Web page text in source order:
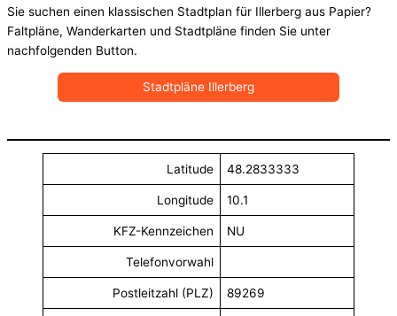
Sie suchen einen klassischen Stadtplan für Illerberg aus Papier?
Faltpläne, Wanderkarten und Stadtpläne finden Sie unter
nachfolgenden Button.
Stadtpläne Illerberg
Latitude 48.2833333
Longitude 10.1
KFZ-Kennzeichen NU
Telefonvorwahl
Postleitzahl (PLZ) 89269